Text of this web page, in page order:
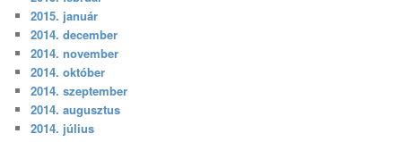
2015. január
2014. december
2014. november
2014. október
2014. szeptember
2014. augusztus
2014. július